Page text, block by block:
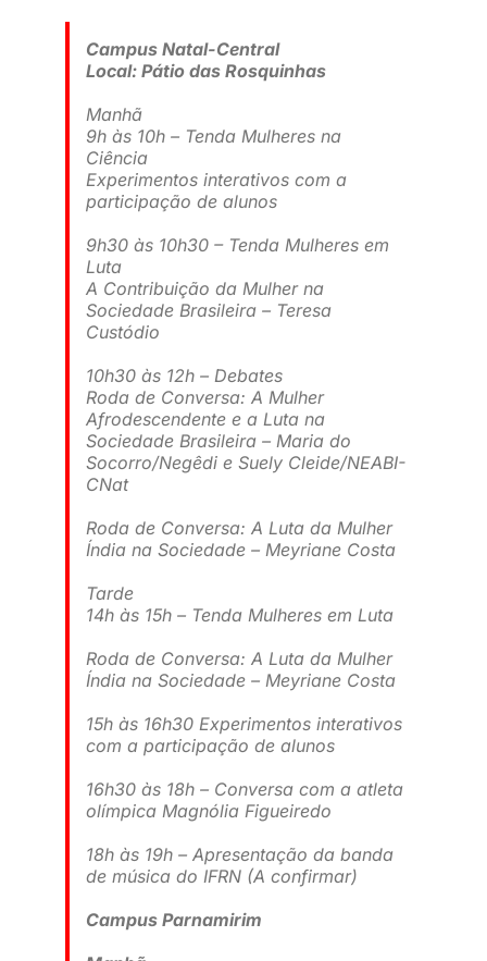
Campus Natal-Central
Local: Pátio das Rosquinhas
Manhã
9h às 10h – Tenda Mulheres na
Ciência
Experimentos interativos com a
participação de alunos
9h30 às 10h30 – Tenda Mulheres em
Luta
A Contribuição da Mulher na
Sociedade Brasileira – Teresa
Custódio
10h30 às 12h – Debates
Roda de Conversa: A Mulher
Afrodescendente e a Luta na
Sociedade Brasileira – Maria do
Socorro/Negêdi e Suely Cleide/NEABI-
CNat
Roda de Conversa: A Luta da Mulher
Índia na Sociedade – Meyriane Costa
Tarde
14h às 15h – Tenda Mulheres em Luta
Roda de Conversa: A Luta da Mulher
Índia na Sociedade – Meyriane Costa
15h às 16h30 Experimentos interativos
com a participação de alunos
16h30 às 18h – Conversa com a atleta
olímpica Magnólia Figueiredo
18h às 19h – Apresentação da banda
de música do IFRN (A confirmar)
Campus Parnamirim